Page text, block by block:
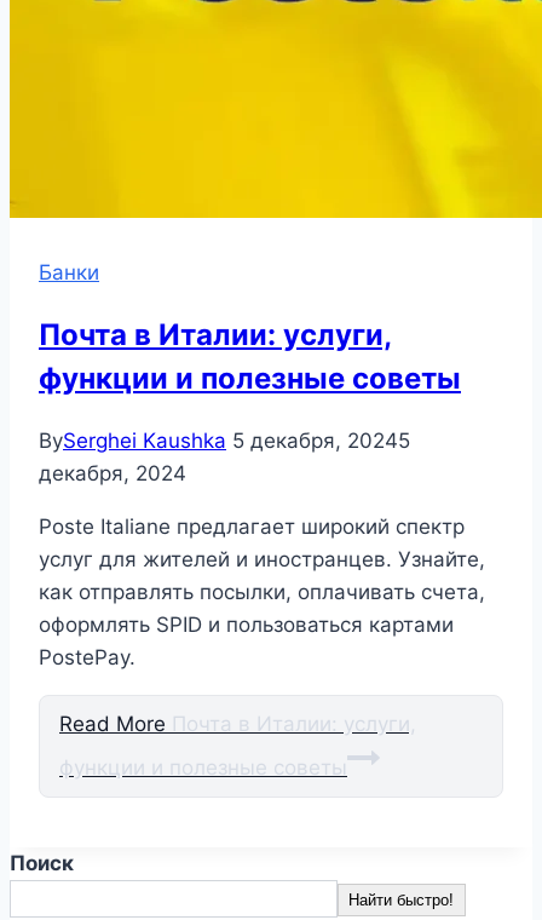
Банки
Почта в Италии: услуги,
функции и полезные советы
BySerghei Kaushka 5 декабря, 20245
декабря, 2024
Poste Italiane предлагает широкий спектр
услуг для жителей и иностранцев. Узнайте,
как отправлять посылки, оплачивать счета,
оформлять SPID и пользоваться картами
PostePay.
Read More Почта в Италии: услуги,
функции и полезные советы
Поиск
Найти быстро!